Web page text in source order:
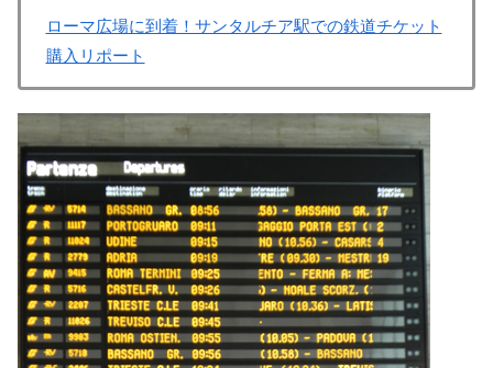
ローマ広場に到着！サンタルチア駅での鉄道チケット
購入リポート